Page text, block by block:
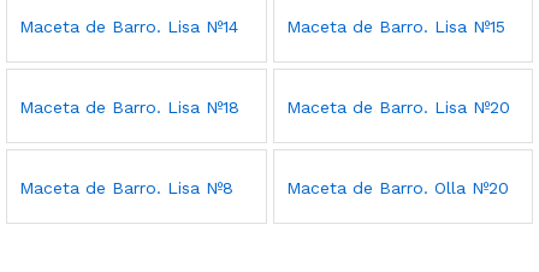
Maceta de Barro. Lisa Nº14 Maceta de Barro. Lisa Nº15
Maceta de Barro. Lisa Nº18 Maceta de Barro. Lisa Nº20
Maceta de Barro. Lisa Nº8 Maceta de Barro. Olla Nº20